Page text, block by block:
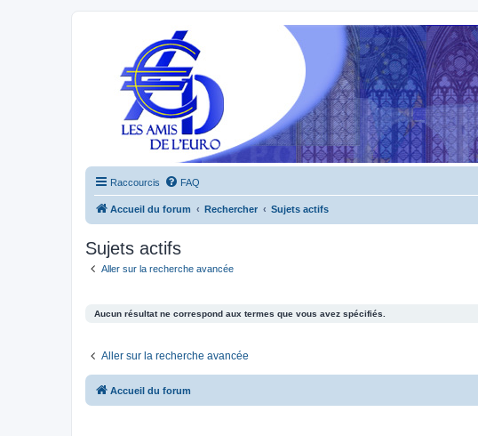
Raccourcis FAQ
Accueil du forum Rechercher Sujets actifs
Sujets actifs
Aller sur la recherche avancée
Aucun résultat ne correspond aux termes que vous avez spécifiés.
Aller sur la recherche avancée
Accueil du forum